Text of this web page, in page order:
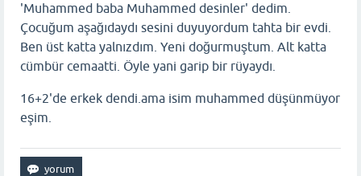
'Muhammed baba Muhammed desinler' dedim.
Çocuğum aşağıdaydı sesini duyuyordum tahta bir evdi.
Ben üst katta yalnızdım. Yeni doğurmuştum. Alt katta
cümbür cemaatti. Öyle yani garip bir rüyaydı.
16+2'de erkek dendi.ama isim muhammed düşünmüyor
eşim.